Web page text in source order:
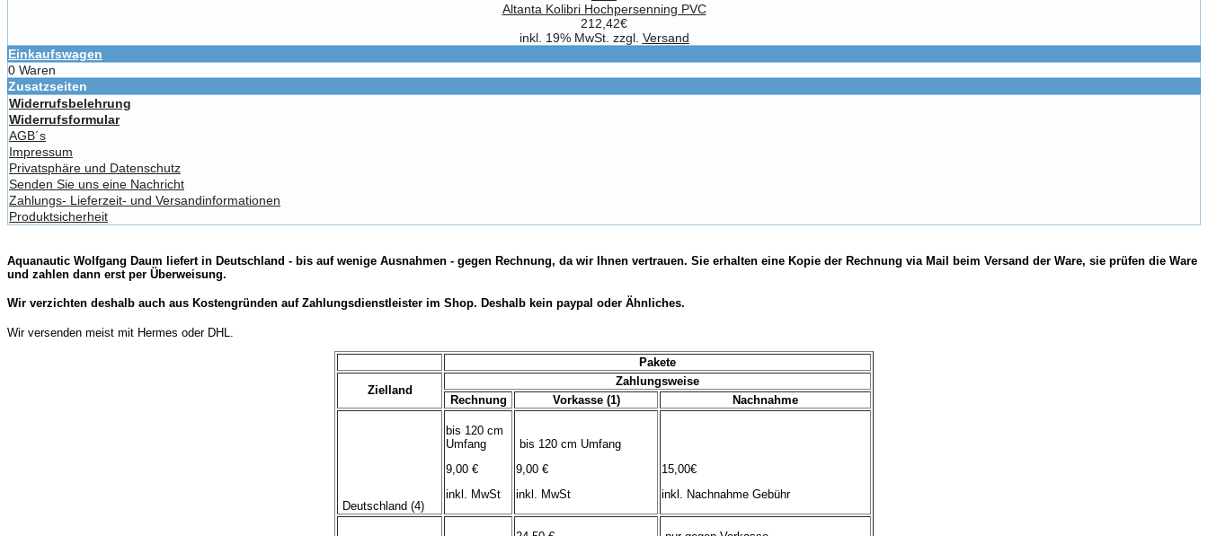
Altanta Kolibri Hochpersenning PVC
212,42€
inkl. 19% MwSt. zzgl. Versand
Einkaufswagen
0 Waren
Zusatzseiten
Widerrufsbelehrung
Widerrufsformular
AGB´s
Impressum
Privatsphäre und Datenschutz
Senden Sie uns eine Nachricht
Zahlungs- Lieferzeit- und Versandinformationen
Produktsicherheit
Aquanautic Wolfgang Daum liefert in Deutschland - bis auf wenige Ausnahmen - gegen Rechnung, da wir Ihnen vertrauen. Sie erhalten eine Kopie der Rechnung via Mail beim Versand der Ware, sie prüfen die Ware
und zahlen dann erst per Überweisung.
Wir verzichten deshalb auch aus Kostengründen auf Zahlungsdienstleister im Shop. Deshalb kein paypal oder Ähnliches.
Wir versenden meist mit Hermes oder DHL.
Pakete
Zielland
Zahlungsweise
Rechnung
Vorkasse (1) Nachnahme
Deutschland (4)
bis 120 cm
Umfang
9,00 €
inkl. MwSt
bis 120 cm Umfang
9,00 €
inkl. MwSt
15,00€
inkl. Nachnahme Gebühr